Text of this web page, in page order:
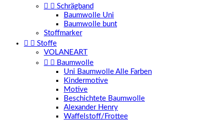
  Schrägband
Baumwolle Uni
Baumwolle bunt
Stoffmarker
  Stoffe
VOLANEART
  Baumwolle
Uni Baumwolle Alle Farben
Kindermotive
Motive
Beschichtete Baumwolle
Alexander Henry
Waffelstoff/Frottee